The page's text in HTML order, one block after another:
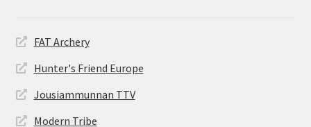
FAT Archery
Hunter's Friend Europe
Jousiammunnan TTV
Modern Tribe